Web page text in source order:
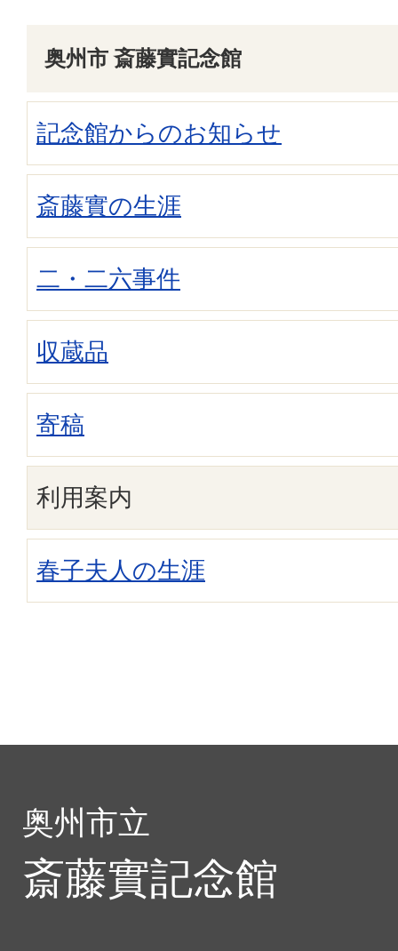
奥州市 斎藤實記念館
記念館からのお知らせ
斎藤實の生涯
二・二六事件
収蔵品
寄稿
利用案内
春子夫人の生涯
奥州市立
斎藤實記念館